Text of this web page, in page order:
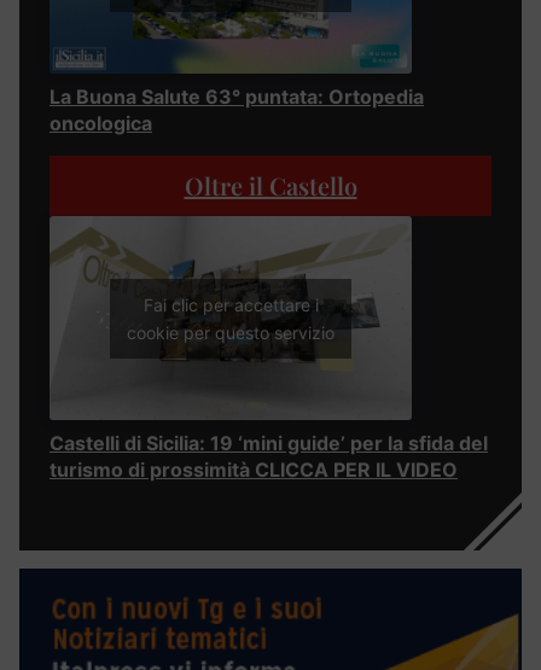
La Buona Salute 63° puntata: Ortopedia
oncologica
Oltre il Castello
Fai clic per accettare i
cookie per questo servizio
Castelli di Sicilia: 19 ‘mini guide’ per la sfida del
turismo di prossimità CLICCA PER IL VIDEO